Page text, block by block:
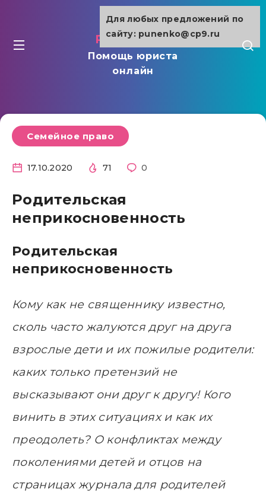
punenko.ru
Помощь юриста
онлайн
Семейное право
17.10.2020 71 0
Родительская
неприкосновенность
Родительская
неприкосновенность
Кому как не священнику известно,
сколь часто жалуются друг на друга
взрослые дети и их пожилые родители:
каких только претензий не
высказывают они друг к другу! Кого
винить в этих ситуациях и как их
преодолеть? О конфликтах между
поколениями детей и отцов на
страницах журнала для родителей
Для любых предложений по
сайту: punenko@cp9.ru